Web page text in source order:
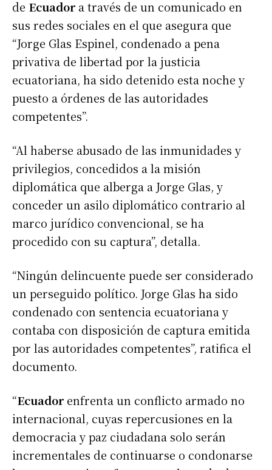
de Ecuador a través de un comunicado en
sus redes sociales en el que asegura que
“Jorge Glas Espinel, condenado a pena
privativa de libertad por la justicia
ecuatoriana, ha sido detenido esta noche y
puesto a órdenes de las autoridades
competentes”.
“Al haberse abusado de las inmunidades y
privilegios, concedidos a la misión
diplomática que alberga a Jorge Glas, y
conceder un asilo diplomático contrario al
marco jurídico convencional, se ha
procedido con su captura”, detalla.
“Ningún delincuente puede ser considerado
un perseguido político. Jorge Glas ha sido
condenado con sentencia ecuatoriana y
contaba con disposición de captura emitida
por las autoridades competentes”, ratifica el
documento.
“Ecuador enfrenta un conflicto armado no
internacional, cuyas repercusiones en la
democracia y paz ciudadana solo serán
incrementales de continuarse o condonarse